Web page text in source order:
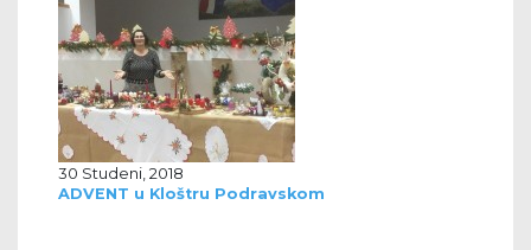
30 Studeni, 2018
ADVENT u Kloštru Podravskom